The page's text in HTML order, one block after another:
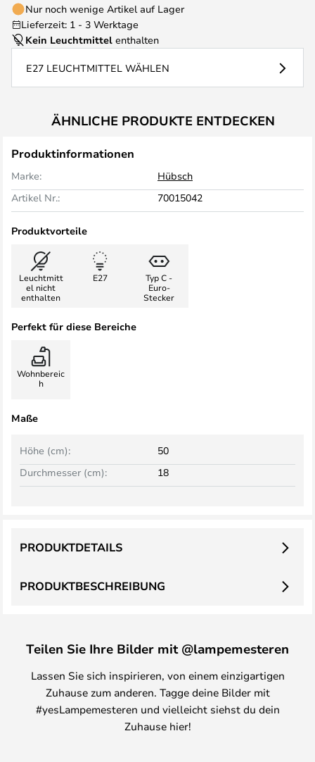
Nur noch wenige Artikel auf Lager
Lieferzeit: 1 - 3 Werktage
Kein Leuchtmittel enthalten
E27 LEUCHTMITTEL WÄHLEN
ÄHNLICHE PRODUKTE ENTDECKEN
Produktinformationen
Marke:
Hübsch
Artikel Nr.:
70015042
Produktvorteile
Leuchtmitt
el nicht
enthalten
E27
Typ C -
Euro-
Stecker
Perfekt für diese Bereiche
Wohnbereic
h
Maße
Höhe (cm):
50
Durchmesser (cm):
18
PRODUKTBESCHREIBUNG
PRODUKTDETAILS
Teilen Sie Ihre Bilder mit @lampemesteren
Lassen Sie sich inspirieren, von einem einzigartigen
Zuhause zum anderen. Tagge deine Bilder mit
#yesLampemesteren und vielleicht siehst du dein
Zuhause hier!